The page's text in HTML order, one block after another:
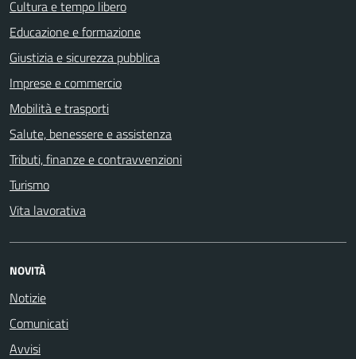
Cultura e tempo libero
Educazione e formazione
Giustizia e sicurezza pubblica
Imprese e commercio
Mobilità e trasporti
Salute, benessere e assistenza
Tributi, finanze e contravvenzioni
Turismo
Vita lavorativa
NOVITÀ
Notizie
Comunicati
Avvisi